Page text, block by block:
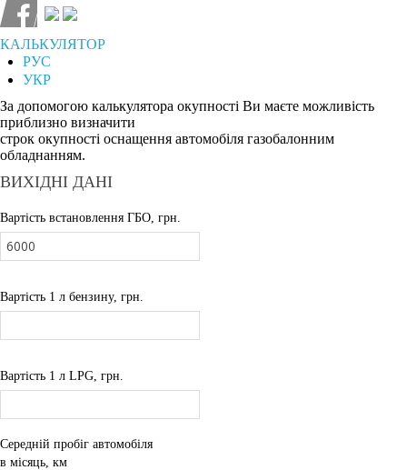
КАЛЬКУЛЯТОР
РУС
УКР
За допомогою калькулятора окупності Ви маєте можливість
приблизно визначити
строк окупності оснащення автомобіля газобалонним
обладнанням.
ВИХІДНІ ДАНІ
Вартість встановлення ГБО, грн.
Вартість 1 л бензину, грн.
Вартість 1 л LPG, грн.
Середній пробіг автомобіля
в місяць, км